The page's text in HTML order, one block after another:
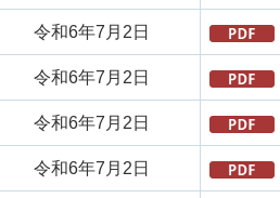
令和6年7月2日
令和6年7月2日
令和6年7月2日
令和6年7月2日